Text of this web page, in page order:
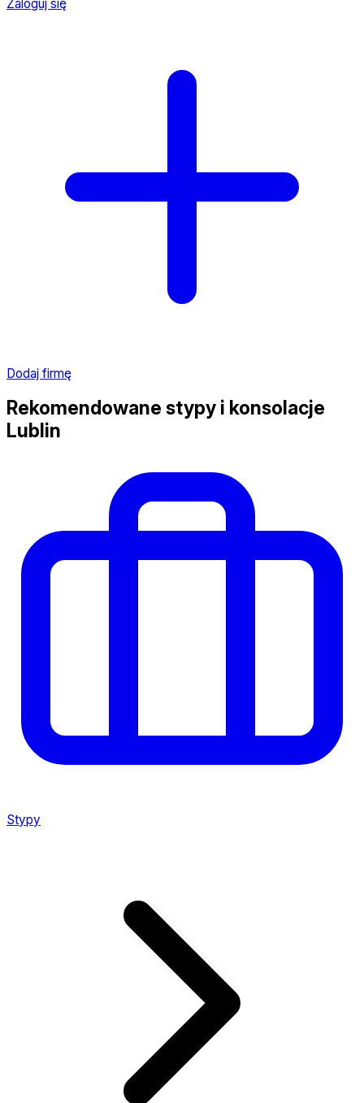
Zaloguj się
Dodaj firmę
Rekomendowane stypy i konsolacje
Lublin
Stypy